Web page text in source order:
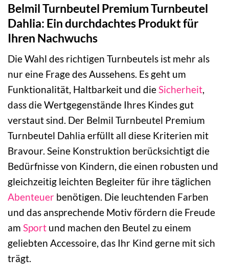
Belmil Turnbeutel Premium Turnbeutel
Dahlia: Ein durchdachtes Produkt für
Ihren Nachwuchs
Die Wahl des richtigen Turnbeutels ist mehr als
nur eine Frage des Aussehens. Es geht um
Funktionalität, Haltbarkeit und dieSicherheit,
dass die Wertgegenstände Ihres Kindes gut
verstaut sind. Der Belmil Turnbeutel Premium
Turnbeutel Dahlia erfüllt all diese Kriterien mit
Bravour. Seine Konstruktion berücksichtigt die
Bedürfnisse von Kindern, die einen robusten und
gleichzeitig leichten Begleiter für ihre täglichen
Abenteuer benötigen. Die leuchtenden Farben
und das ansprechende Motiv fördern die Freude
am Sport und machen den Beutel zu einem
geliebten Accessoire, das Ihr Kind gerne mit sich
trägt.